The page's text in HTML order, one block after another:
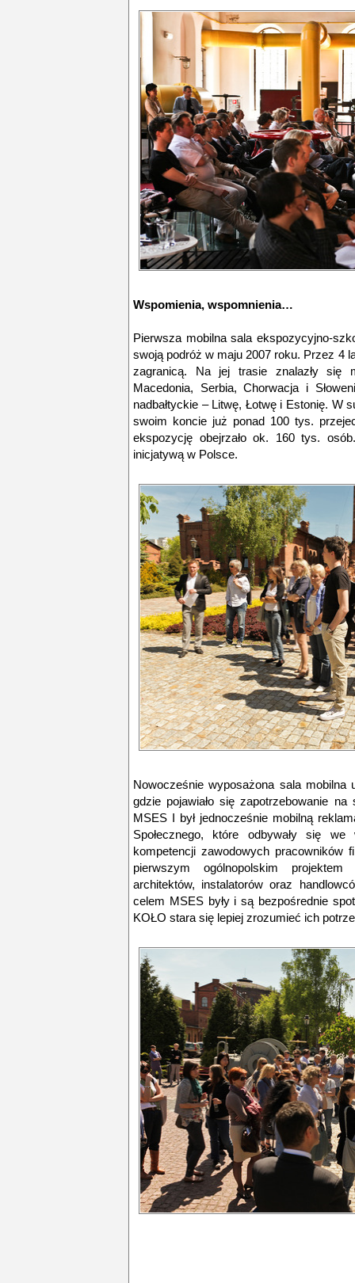
Wspomienia, wspomnienia…
Pierwsza mobilna sala ekspozycyjno-
swoją podróż w maju 2007 roku. Przez 4
zagranicą. Na jej trasie znalazły się
Macedonia, Serbia, Chorwacja i
nadbałtyckie – Litwę, Łotwę i Estonię. W
swoim koncie już ponad 100 tys.
ekspozycję obejrzało ok. 160 tys.
inicjatywą w Polsce.
Nowocześnie wyposażona sala mobilna
gdzie pojawiało się zapotrzebowanie na
MSES I był jednocześnie mobilną
Społecznego, które odbywały się we
kompetencji zawodowych pracowników
pierwszym ogólnopolskim
architektów, instalatorów oraz
celem MSES były i są bezpośrednie
KOŁO stara się lepiej zrozumieć ich